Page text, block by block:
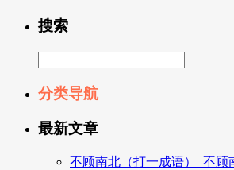
搜索
分类导航
最新文章
不顾南北（打一成语）_不顾